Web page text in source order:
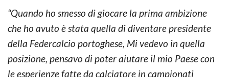
“Quando ho smesso di giocare la prima ambizione
che ho avuto è stata quella di diventare presidente
della Federcalcio portoghese, Mi vedevo in quella
posizione, pensavo di poter aiutare il mio Paese con
le esperienze fatte da calciatore in campionati